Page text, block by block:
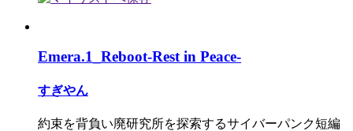
Emera.1_Reboot-Rest in Peace-
すぎやん
約束を背負い廃研究所を探索するサイバーパンク短編